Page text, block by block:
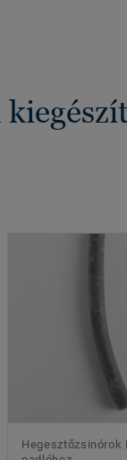
Hegesztőzsinórok